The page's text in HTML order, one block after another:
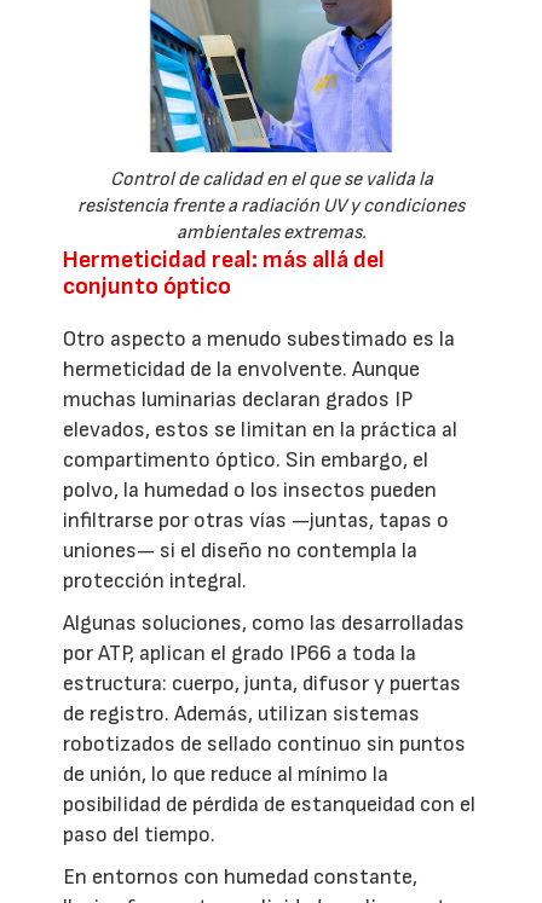
Control de calidad en el que se valida la
resistencia frente a radiación UV y condiciones
ambientales extremas.
Hermeticidad real: más allá del
conjunto óptico
Otro aspecto a menudo subestimado es la
hermeticidad de la envolvente. Aunque
muchas luminarias declaran grados IP
elevados, estos se limitan en la práctica al
compartimento óptico. Sin embargo, el
polvo, la humedad o los insectos pueden
infiltrarse por otras vías —juntas, tapas o
uniones— si el diseño no contempla la
protección integral.
Algunas soluciones, como las desarrolladas
por ATP, aplican el grado IP66 a toda la
estructura: cuerpo, junta, difusor y puertas
de registro. Además, utilizan sistemas
robotizados de sellado continuo sin puntos
de unión, lo que reduce al mínimo la
posibilidad de pérdida de estanqueidad con el
paso del tiempo.
En entornos con humedad constante,